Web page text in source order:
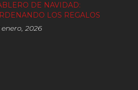
DE NAVIDAD:
LOS REGALOS
enero, 2026